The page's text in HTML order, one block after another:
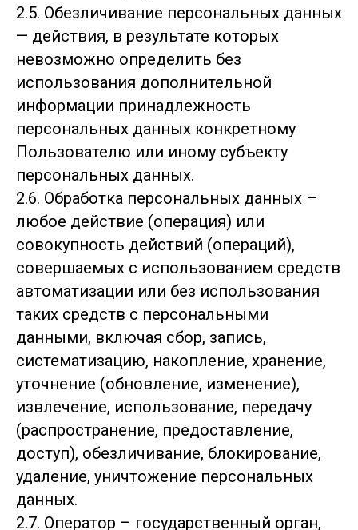
2.5. Обезличивание персональных данных
— действия, в результате которых
невозможно определить без
использования дополнительной
информации принадлежность
персональных данных конкретному
Пользователю или иному субъекту
персональных данных.
2.6. Обработка персональных данных –
любое действие (операция) или
совокупность действий (операций),
совершаемых с использованием средств
автоматизации или без использования
таких средств с персональными
данными, включая сбор, запись,
систематизацию, накопление, хранение,
уточнение (обновление, изменение),
извлечение, использование, передачу
(распространение, предоставление,
доступ), обезличивание, блокирование,
удаление, уничтожение персональных
данных.
2.7. Оператор – государственный орган,